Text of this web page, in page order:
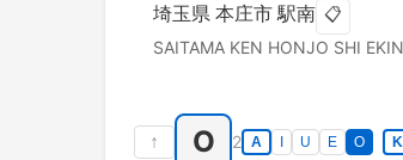
埼玉県 本庄市 駅南 📋
SAITAMA KEN HONJO SHI
↑ O 2 A U E O